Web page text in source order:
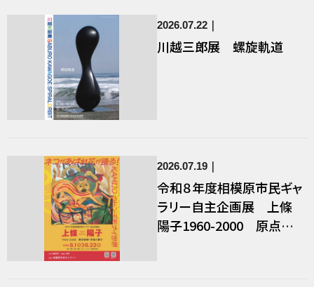
2026.07.22
川越三郎展 螺旋軌道
2026.07.19
令和８年度相模原市民ギャ
ラリー自主企画展 上條
陽子1960-2000 原点回